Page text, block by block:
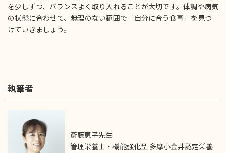
を少しずつ、バランスよく取り入れることが大切です。体調や病気
の状態に合わせて、無理のない範囲で「自分に合う食事」を見つ
けていきましょう。
執筆者
斎藤恵子先生
管理栄養士・機能強化型 多摩小金井認定栄養